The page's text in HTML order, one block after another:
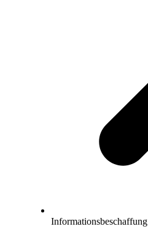
Informationsbeschaffung